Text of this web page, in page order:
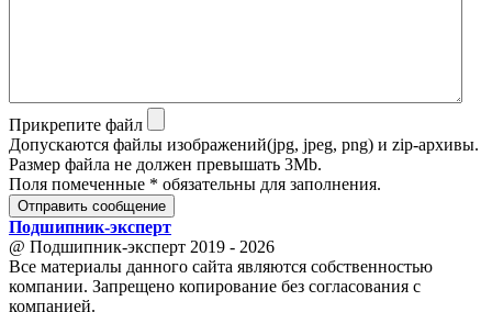
Прикрепите файл
Допускаются файлы изображений(jpg, jpeg, png) и zip-архивы.
Размер файла не должен превышать 3Mb.
Поля помеченные * обязательны для заполнения.
Отправить сообщение
Подшипник-эксперт
@ Подшипник-эксперт 2019 - 2026
Все материалы данного сайта являются собственностью
компании. Запрещено копирование без согласования с
компанией.